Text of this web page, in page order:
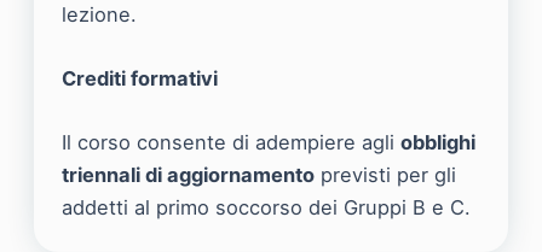
lezione.
Crediti formativi
Il corso consente di adempiere agli obblighi
triennali di aggiornamento previsti per gli
addetti al primo soccorso dei Gruppi B e C.